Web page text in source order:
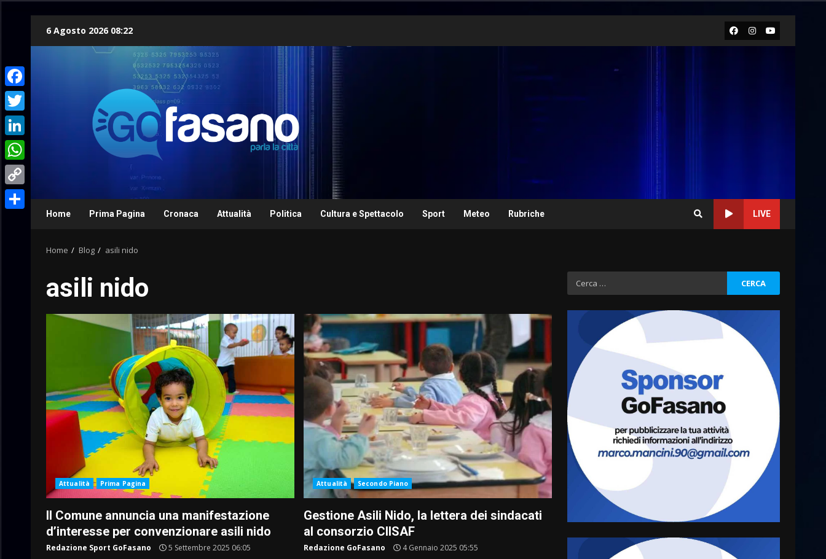
6 Agosto 2026 08:22 Facebook
Instagram
Youtube
Home Prima Pagina Cronaca Attualità Politica Cultura e Spettacolo Sport Meteo Rubriche LIVE
Home Blog asili nido
asili nido
Attualità Prima Pagina
Il Comune annuncia una manifestazione
d’interesse per convenzionare asili nido
Redazione Sport GoFasano 5 Settembre 2025 06:05
Attualità Secondo Piano
Gestione Asili Nido, la lettera dei sindacati
al consorzio CIISAF
Redazione GoFasano 4 Gennaio 2025 05:55
Ricerca
per:
La magia del Minareto e la
prima assoluta de “L’Albergo
Belvedere. Il rapimento”
6 Agosto 2026 06:15
4
Serie D, l’Us Fasano è
escluso dal campionato
5 Agosto 2026 17:30
5
Truffatori in azione nelle
frazioni fasanesi
Facebook
Twitter
LinkedIn
WhatsApp
Copy